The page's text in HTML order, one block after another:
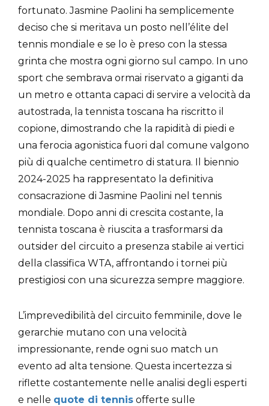
fortunato. Jasmine Paolini ha semplicemente
deciso che si meritava un posto nell’élite del
tennis mondiale e se lo è preso con la stessa
grinta che mostra ogni giorno sul campo. In uno
sport che sembrava ormai riservato a giganti da
un metro e ottanta capaci di servire a velocità da
autostrada, la tennista toscana ha riscritto il
copione, dimostrando che la rapidità di piedi e
una ferocia agonistica fuori dal comune valgono
più di qualche centimetro di statura. Il biennio
2024-2025 ha rappresentato la definitiva
consacrazione di Jasmine Paolini nel tennis
mondiale. Dopo anni di crescita costante, la
tennista toscana è riuscita a trasformarsi da
outsider del circuito a presenza stabile ai vertici
della classifica WTA, affrontando i tornei più
prestigiosi con una sicurezza sempre maggiore.
L’imprevedibilità del circuito femminile, dove le
gerarchie mutano con una velocità
impressionante, rende ogni suo match un
evento ad alta tensione. Questa incertezza si
riflette costantemente nelle analisi degli esperti
e nelle quote di tennis offerte sulle